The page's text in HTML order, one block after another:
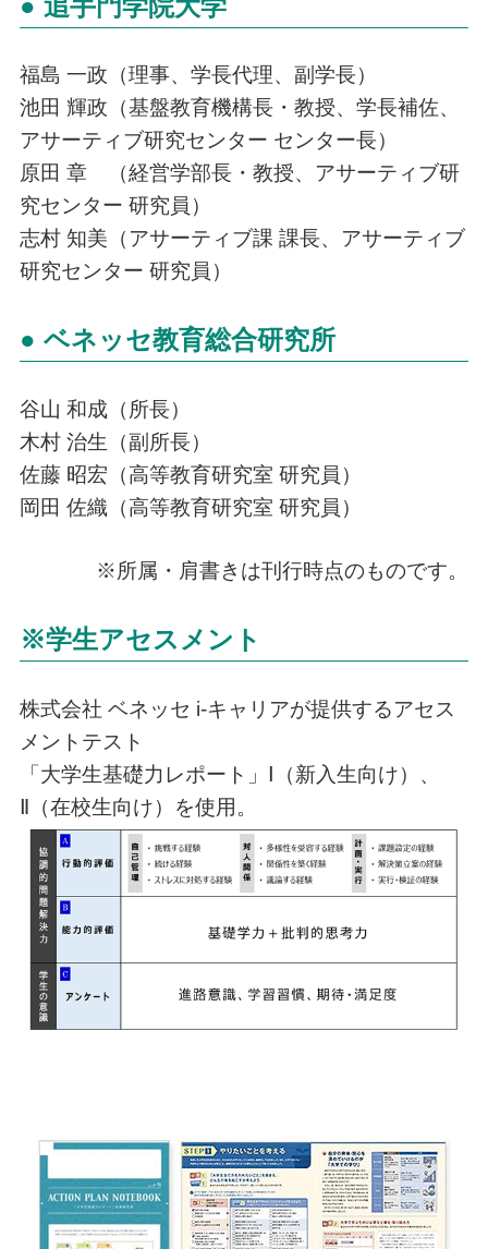
福島 一政（理事、学長代理、副学長）
池田 輝政（基盤教育機構長・教授、学長補佐、
アサーティブ研究センター センター長）
原田 章 （経営学部長・教授、アサーティブ研
究センター 研究員）
志村 知美（アサーティブ課 課長、アサーティブ
研究センター 研究員）
● ベネッセ教育総合研究所
谷山 和成（所長）
木村 治生（副所長）
佐藤 昭宏（高等教育研究室 研究員）
岡田 佐織（高等教育研究室 研究員）
※所属・肩書きは刊行時点のものです。
※学生アセスメント
株式会社 ベネッセ i-キャリアが提供するアセス
メントテスト
「大学生基礎力レポート」Ⅰ（新入生向け）、
Ⅱ（在校生向け）を使用。